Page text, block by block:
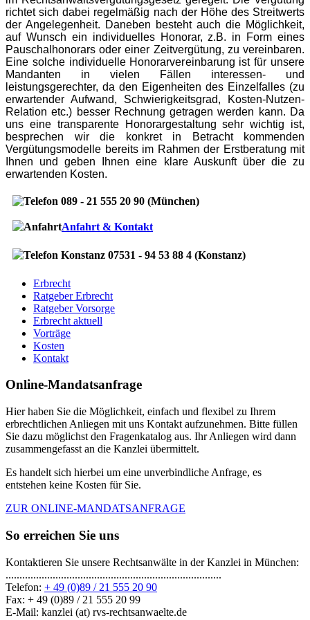
richtet sich dabei regelmäßig nach der Höhe des Streitwerts
der Angelegenheit. Daneben besteht auch die Möglichkeit,
auf Wunsch ein individuelles Honorar, z.B. in Form eines
Pauschalhonorars oder einer Zeitvergütung, zu vereinbaren.
Eine solche individuelle Honorarvereinbarung ist für unsere
Mandanten in vielen Fällen interessen- und
leistungsgerechter, da den Eigenheiten des Einzelfalles (zu
erwartender Aufwand, Schwierigkeitsgrad, Kosten-Nutzen-
Relation etc.) besser Rechnung getragen werden kann. Da
uns eine transparente Honorargestaltung sehr wichtig ist,
besprechen wir die konkret in Betracht kommenden
Vergütungsmodelle bereits im Rahmen der Erstberatung mit
Ihnen und geben Ihnen eine klare Auskunft über die zu
erwartenden Kosten.
089 - 21 555 20 90 (München)
Anfahrt & Kontakt
07531 - 94 53 88 4 (Konstanz)
Erbrecht
Ratgeber Erbrecht
Ratgeber Vorsorge
Erbrecht aktuell
Vorträge
Kosten
Kontakt
Online-Mandatsanfrage
Hier haben Sie die Möglichkeit, einfach und flexibel zu Ihrem
erbrechtlichen Anliegen mit uns Kontakt aufzunehmen. Bitte füllen
Sie dazu möglichst den Fragenkatalog aus. Ihr Anliegen wird dann
zusammengefasst an die Kanzlei übermittelt.
Es handelt sich hierbei um eine unverbindliche Anfrage, es
entstehen keine Kosten für Sie.
ZUR ONLINE-MANDATSANFRAGE
So erreichen Sie uns
Kontaktieren Sie unsere Rechtsanwälte in der Kanzlei in München:
..............................................................................
Telefon: + 49 (0)89 / 21 555 20 90
Fax: + 49 (0)89 / 21 555 20 99
E-Mail: kanzlei (at) rvs-rechtsanwaelte.de